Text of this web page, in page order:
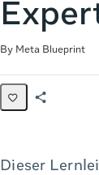
By Meta Blueprint
Average rating: 5.0
1 review
Dieser